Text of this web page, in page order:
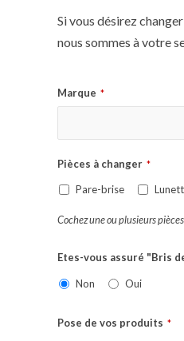
Si vous désirez
nous sommes à votre
Marque *
Pièces à changer *
Pare-brise
Cochez une ou plusieurs
Etes-vous assuré "Bris
Non Oui
Pose de vos produits *